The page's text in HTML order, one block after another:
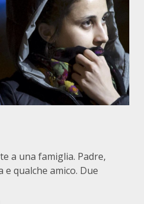
a una famiglia. Padre,
qualche amico. Due